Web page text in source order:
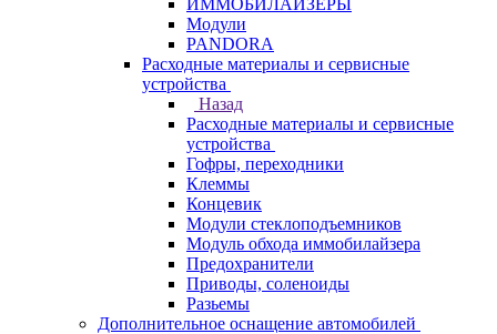
ИММОБИЛАЙЗЕРЫ
Модули
PANDORA
Расходные материалы и сервисные
устройства
Назад
Расходные материалы и сервисные
устройства
Гофры, переходники
Клеммы
Концевик
Модули стеклоподъемников
Модуль обхода иммобилайзера
Предохранители
Приводы, соленоиды
Разьемы
Дополнительное оснащение автомобилей